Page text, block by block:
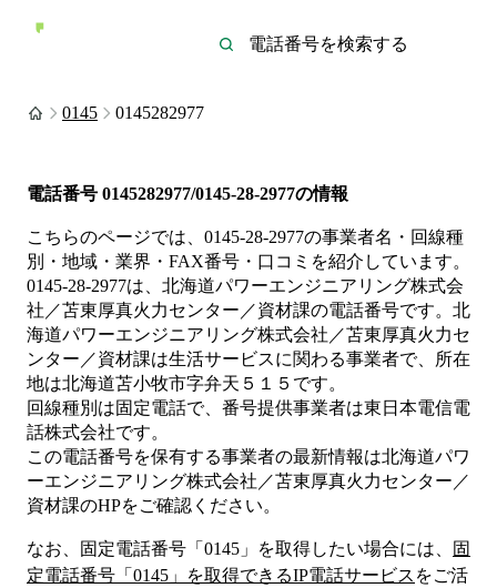
0145 0145282977
電話番号 0145282977/0145-28-2977の情報
こちらのページでは、 0145-28-2977の事業者名・回線種
別・地域・業界・FAX番号・口コミを紹介しています。
0145-28-2977は、 北海道パワーエンジニアリング株式会
社／苫東厚真火力センター／資材課の電話番号です。 北
海道パワーエンジニアリング株式会社／苫東厚真火力セ
ンター／資材課は生活サービスに関わる事業者で、所在
地は北海道苫小牧市字弁天５１５ です。
回線種別は固定電話で、番号提供事業者は東日本電信電
話株式会社です。
この電話番号を保有する事業者の最新情報は北海道パワ
ーエンジニアリング株式会社／苫東厚真火力センター／
資材課のHPをご確認ください。
なお、固定電話番号「 0145 」を取得したい場合には、
固
定電話番号「 0145 」を取得できるIP電話サービス をご活